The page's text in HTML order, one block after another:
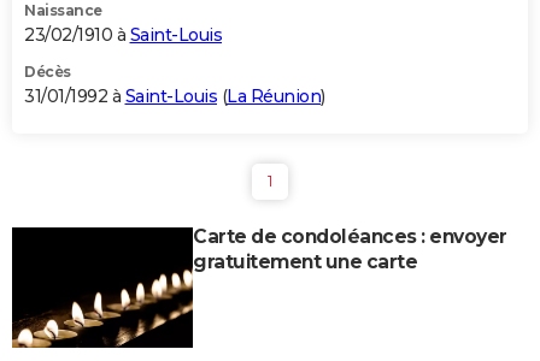
Naissance
23/02/1910 à Saint-Louis
Décès
31/01/1992 à Saint-Louis (La Réunion)
1
Carte de condoléances : envoyer
gratuitement une carte